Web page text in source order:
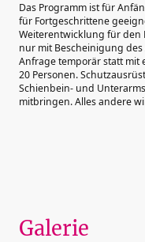
Das Programm ist für
für Fortgeschrittene
Weiterentwicklung für den
nur mit Bescheinigung
Anfrage temporär statt mit
20 Personen.
Schienbein- und
mitbringen. Alles andere
Galerie